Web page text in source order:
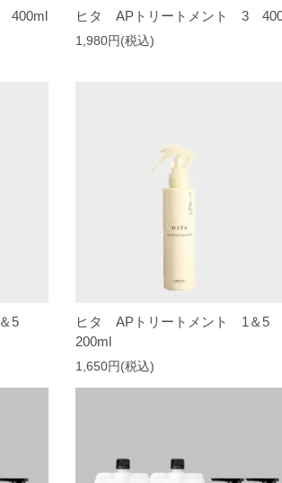
400ml ヒタ APトリートメント 3
1,980円(税込)
1＆5
ヒタ APトリートメント 1＆
200ml
1,650円(税込)